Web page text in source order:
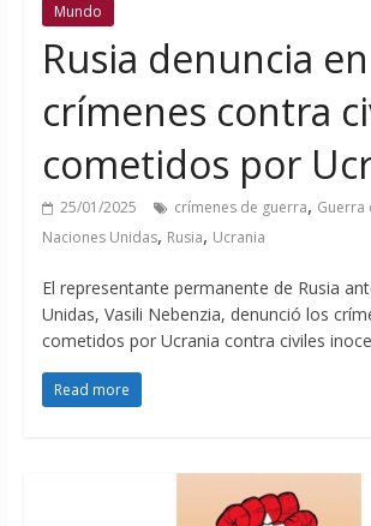
Mundo
Rusia denuncia
crímenes contra
cometidos por
25/01/2025 crímenes de guerra, Guerra
Naciones Unidas, Rusia, Ucrania
El representante permanente de Rusia
Unidas, Vasili Nebenzia, denunció los
cometidos por Ucrania contra civiles
Read more